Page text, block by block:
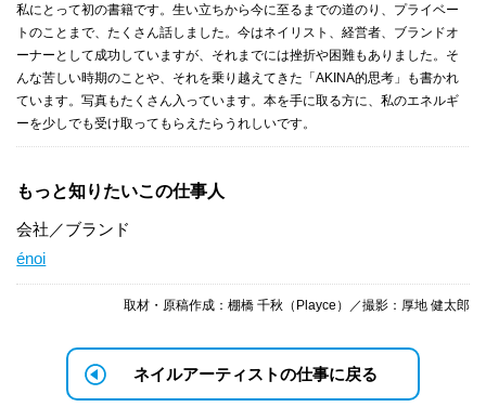
私にとって初の書籍です。生い立ちから今に至るまでの道のり、プライベー
トのことまで、たくさん話しました。今はネイリスト、経営者、ブランドオ
ーナーとして成功していますが、それまでには挫折や困難もありました。そ
んな苦しい時期のことや、それを乗り越えてきた「AKINA的思考」も書かれ
ています。写真もたくさん入っています。本を手に取る方に、私のエネルギ
ーを少しでも受け取ってもらえたらうれしいです。
もっと知りたいこの仕事人
会社／ブランド
énoi
取材・原稿作成：棚橋 千秋（Playce）／撮影：厚地 健太郎
ネイルアーティストの仕事に戻る